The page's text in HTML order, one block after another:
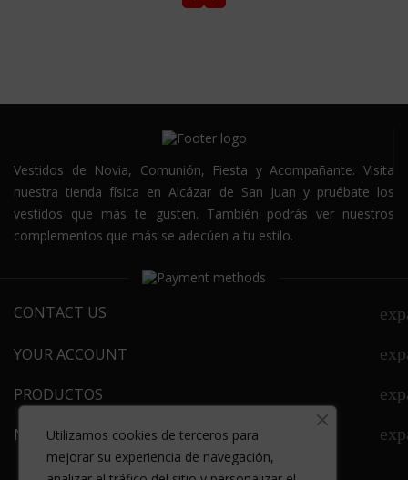
Vestidos de Novia, Comunión, Fiesta y Acompañante. Visita
nuestra tienda física en Alcázar de San Juan y pruébate los
vestidos que más te gusten. También podrás ver nuestros
complementos que más se adecúen a tu estilo.
CONTACT US
YOUR ACCOUNT
PRODUCTOS
NEWSLETTER
Utilizamos cookies de terceros para
mejorar su experiencia de navegación,